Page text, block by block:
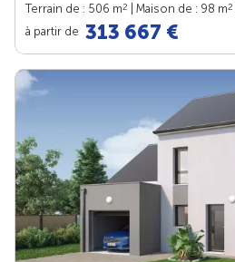
Terrain de : 506 m2 | Maison de : 98 m2
à partir de 313 667 €